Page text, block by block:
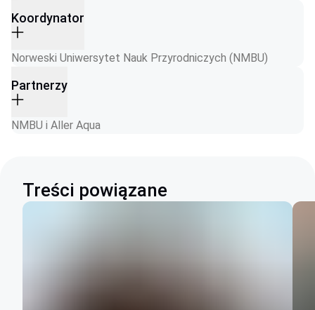
Koordynator
Norweski Uniwersytet Nauk Przyrodniczych (NMBU)
Partnerzy
NMBU i Aller Aqua
Treści powiązane